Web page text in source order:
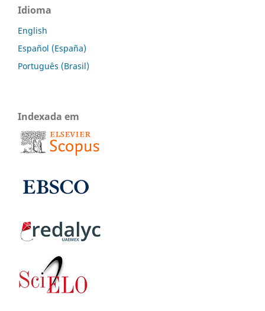
Idioma
English
Español (España)
Português (Brasil)
Indexada em